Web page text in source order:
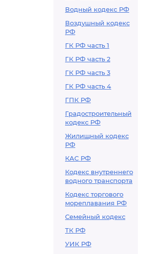
Водный кодекс РФ
Воздушный кодекс
РФ
ГК РФ часть 1
ГК РФ часть 2
ГК РФ часть 3
ГК РФ часть 4
ГПК РФ
Градостроительный
кодекс РФ
Жилищный кодекс
РФ
КАС РФ
Кодекс внутреннего
водного транспорта
Кодекс торгового
мореплавания РФ
Семейный кодекс
ТК РФ
УИК РФ